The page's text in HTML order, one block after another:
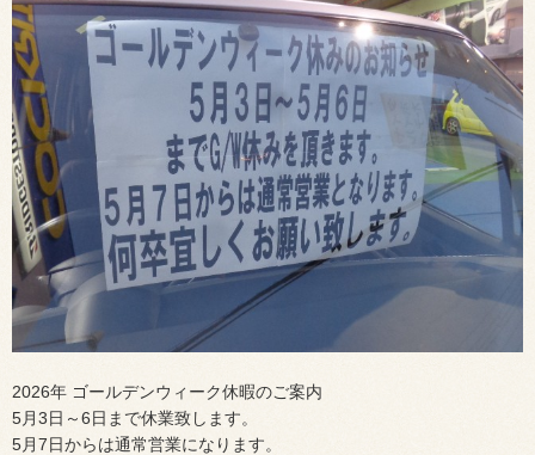
2026年 ゴールデンウィーク休暇のご案内
5月3日～6日まで休業致します。
5月7日からは通常営業になります。